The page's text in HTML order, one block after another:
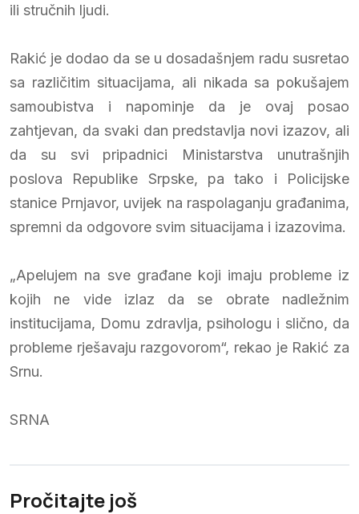
ili stručnih ljudi.
Rakić je dodao da se u dosadašnjem radu susretao
sa različitim situacijama, ali nikada sa pokušajem
samoubistva i napominje da je ovaj posao
zahtjevan, da svaki dan predstavlja novi izazov, ali
da su svi pripadnici Ministarstva unutrašnjih
poslova Republike Srpske, pa tako i Policijske
stanice Prnjavor, uvijek na raspolaganju građanima,
spremni da odgovore svim situacijama i izazovima.
„Apelujem na sve građane koji imaju probleme iz
kojih ne vide izlaz da se obrate nadležnim
institucijama, Domu zdravlja, psihologu i slično, da
probleme rješavaju razgovorom“, rekao je Rakić za
Srnu.
SRNA
Pročitajte još